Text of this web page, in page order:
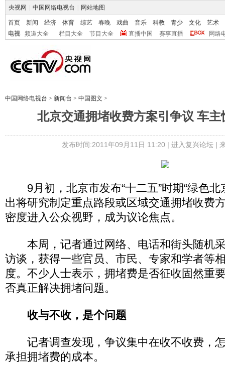
央视网 中国网络电视台 网站地图
首页 新闻 经济 体育 综艺 春晚 戏曲 音乐 科教 青少 文化
艺术
电视
频道大全 栏目大全 节目大全 直播中国 赛事直播 网络
中国网络电视台 > 新闻台 > 中国图文 >
北京交通拥堵收费方案引争议 车主
发布时间:2011年09月11日 11:20 | 进入复兴论坛|
9月初，北京市发布“十二五”时期“绿色北
出将研究制定重点路段或区域交通拥堵收费
密度进入公众视野，成为议论焦点。
本周，记者通过网络、电话和街头随机
访谈，获得一些官员、市民、专家和学者等
度。不少人士表示，拥堵费是否征收固然重
否真正解决拥堵问题。
收与不收，是个问题
记者调查发现，争议集中在收不收费，
承担拥堵费的成本。